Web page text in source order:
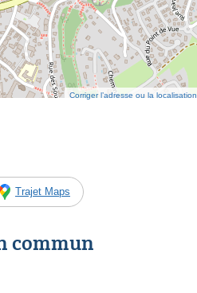
Corriger l’adresse ou la localisation
Trajet Maps
commun